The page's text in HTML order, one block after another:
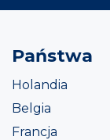
Państwa
Holandia
Belgia
Francja